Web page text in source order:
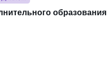
образования